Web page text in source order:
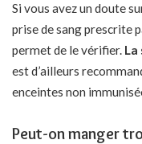
Si vous avez un doute
prise de sang prescrite
permet de le vérifier. La
est d’ailleurs
enceintes non
Peut-on manger